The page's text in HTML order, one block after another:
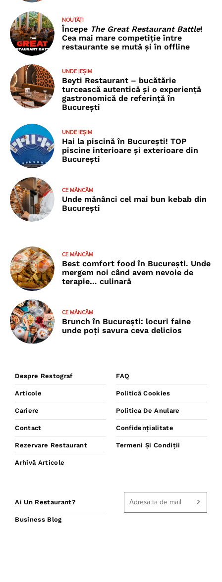
NOUTĂȚI
Începe The Great Restaurant Battle!
Cea mai mare competiție între
restaurante se mută și în offline
UNDE IEȘIM
Beyti Restaurant – bucătărie
turcească autentică și o experiență
gastronomică de referință în
București
UNDE IEȘIM
Hai la piscină în București! TOP
piscine interioare și exterioare din
București
CE MÂNCĂM
Unde mănânci cel mai bun kebab din
București
CE MÂNCĂM
Best comfort food în București. Unde
mergem noi când avem nevoie de
terapie… culinară
CE MÂNCĂM
Brunch în București: locuri faine
unde poţi savura ceva delicios
Despre Restograf
Articole
Cariere
Contact
Rezervare Restaurant
Arhivă Articole
FAQ
Politică Cookies
Politica De Anulare
Confidențialitate
Termeni Și Condiții
Ai Un Restaurant?
Business Blog